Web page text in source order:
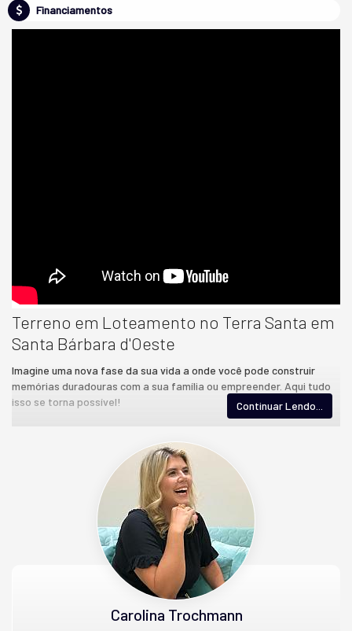
Financiamentos
Terreno em Loteamento no Terra Santa em
Santa Bárbara d'Oeste
Imagine uma nova fase da sua vida a onde você pode construir
memórias duradouras com a sua família ou empreender. Aqui tudo
isso se torna possível!
d’Oeste para você morar ou investir. O Loteamento fica localizado
no Bairro Santa Rita de Cássia em frente ao CIEP de Santa Bárbara
D'Oeste à 04 minutos da Faculdade Anhanguera e apenas à 10
minutos do centro da cidade e do Tivoly Shopping.
Financiamento em até156x
Sem entrada Oportunidade imperdível
Documentação Grátis
Financiamento direto com a loteadora
Entrega prevista para julho/26
Lotes a partir de 175m²
Continuar Lendo...
Carolina Trochmann